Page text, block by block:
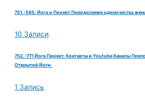
751.-585. Йога и Проект Преодоление одиночества
10 Записи
752.-771 Йога Проект. Контакты и Youtube Каналы
Открытой Йоги.
1 Запись